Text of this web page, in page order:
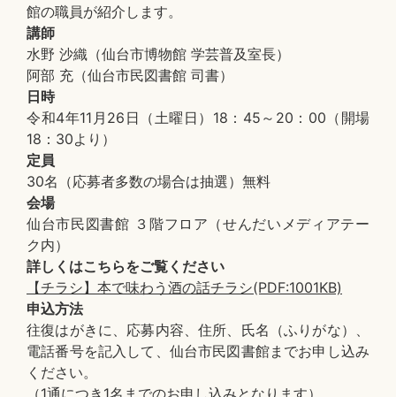
館の職員が紹介します。
講師
水野 沙織（仙台市博物館 学芸普及室長）
阿部 充（仙台市民図書館 司書）
日時
令和4年11月26日（土曜日）18：45～20：00（開場
18：30より）
定員
30名（応募者多数の場合は抽選）無料
会場
仙台市民図書館 ３階フロア（せんだいメディアテー
ク内）
詳しくはこちらをご覧ください
【チラシ】本で味わう酒の話チラシ(PDF:1001KB)
申込方法
往復はがきに、応募内容、住所、氏名（ふりがな）、
電話番号を記入して、仙台市民図書館までお申し込み
ください。
（1通につき1名までのお申し込みとなります）